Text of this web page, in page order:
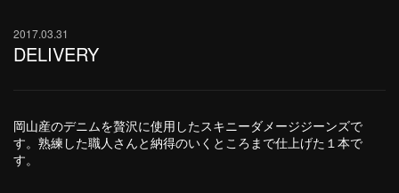
2017.03.31
DELIVERY
岡山産のデニムを贅沢に使用したスキニーダメージジーンズで
す。熟練した職人さんと納得のいくところまで仕上げた１本で
す。